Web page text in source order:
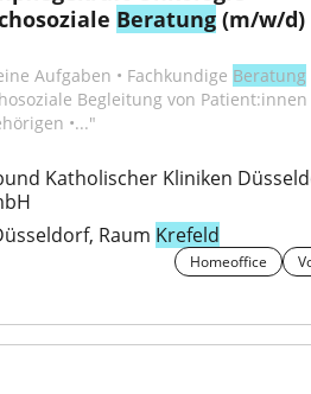
Beratung (m/w/d)
Aufgaben • Fachkundige Beratung
Begleitung von
•..."
Katholischer Kliniken
Raum Krefeld
Homeoffice